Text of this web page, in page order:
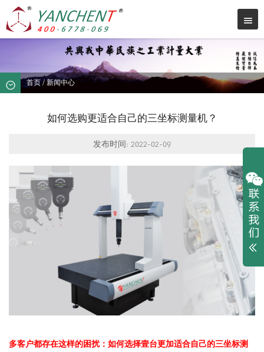
首页/新闻中心
如何选购更适合自己的三坐标测量机？
发布时间: 2022-02-09
多客户都存在这样的困扰：如何选择壹台更加适合自己的三坐标测